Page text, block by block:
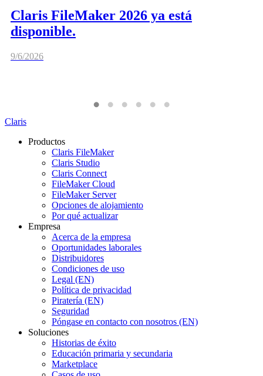
Claris FileMaker 2026 ya está
disponible.
9/6/2026
Claris
Productos
Claris FileMaker
Claris Studio
Claris Connect
FileMaker Cloud
FileMaker Server
Opciones de alojamiento
Por qué actualizar
Empresa
Acerca de la empresa
Oportunidades laborales
Distribuidores
Condiciones de uso
Legal (EN)
Política de privacidad
Piratería (EN)
Seguridad
Póngase en contacto con nosotros (EN)
Soluciones
Historias de éxito
Educación primaria y secundaria
Marketplace